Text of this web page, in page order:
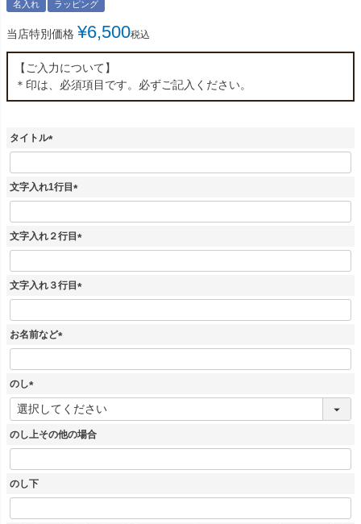
名入れ ラッピング
当店特別価格 ¥6,500税込
【ご入力について】
＊印は、必須項目です。必ずご記入ください。
タイトル
(
必
須
)
文字入れ1行目
(
必
須
)
文字入れ２行目
(
必
須
)
文字入れ３行目
(
必
)
お名前など
(
必
)
のし
(
必
須
のし上その他の場合
のし下